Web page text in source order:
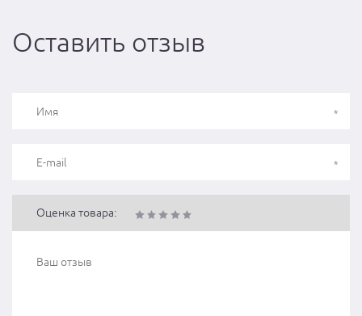
Оставить отзыв
Оценка товара: